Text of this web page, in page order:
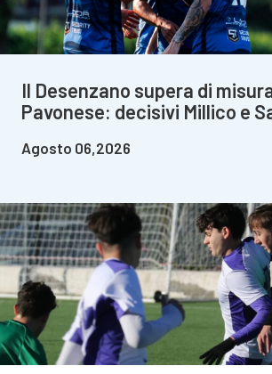
Il Desenzano supera di
Pavonese: decisivi Millico e
Agosto 06,2026